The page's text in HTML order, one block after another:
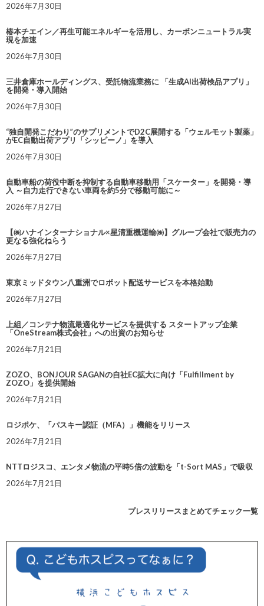
2026年7月30日
椿本チエイン／再生可能エネルギーを活用し、カーボンニュートラル実
現を加速
2026年7月30日
三井倉庫ホールディングス、受託物流業務に 「生成AI出荷検品アプリ」
を開発・導入開始
2026年7月30日
“独自開発こだわり”のサプリメントでD2C展開する「ウェルモット製薬」
がEC自動出荷アプリ「シッピーノ」を導入
2026年7月30日
自動車船の荷役中断を抑制する自動車移動用「スケーター」を開発・導
入 ～自力走行できない車両を約5分で移動可能に～
2026年7月27日
【㈱ハナインターナショナル×星清重機運輸㈱】グループ会社で販売力の
更なる強化ねらう
2026年7月27日
東京ミッドタウン八重洲でロボット配送サービスを本格始動
2026年7月27日
上組／コンテナ物流最適化サービスを提供する スタートアップ企業
「OneStream株式会社」への出資のお知らせ
2026年7月21日
ZOZO、BONJOUR SAGANの自社EC拡大に向け「Fulfillment by
ZOZO」を提供開始
2026年7月21日
ロジポケ、「パスキー認証（MFA）」機能をリリース
2026年7月21日
NTTロジスコ、エンタメ物流の平時5倍の波動を「t-Sort MAS」で吸収
2026年7月21日
プレスリリースまとめてチェック一覧